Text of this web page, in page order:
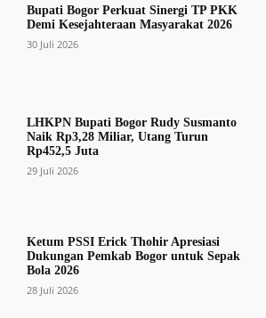
Bupati Bogor Perkuat Sinergi TP PKK
Demi Kesejahteraan Masyarakat 2026
30 Juli 2026
LHKPN Bupati Bogor Rudy Susmanto
Naik Rp3,28 Miliar, Utang Turun
Rp452,5 Juta
29 Juli 2026
Ketum PSSI Erick Thohir Apresiasi
Dukungan Pemkab Bogor untuk Sepak
Bola 2026
28 Juli 2026